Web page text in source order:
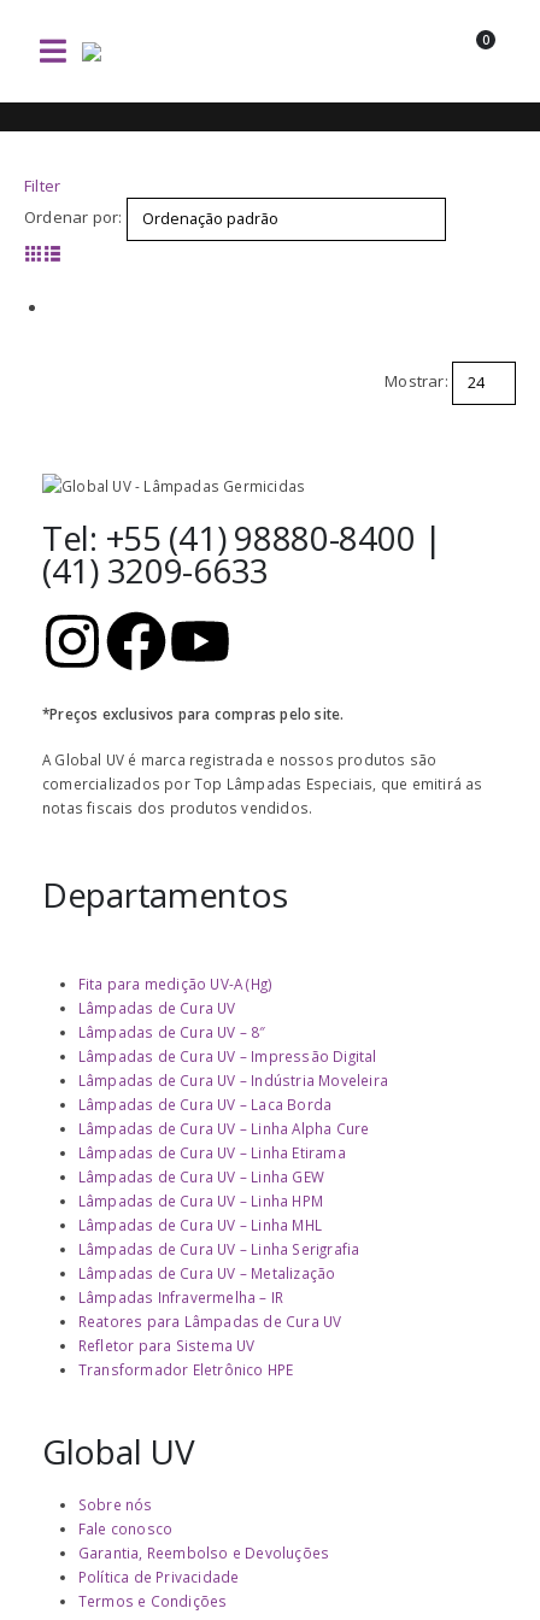
0
Filter
Ordenar por:
Mostrar:
Tel: +55 (41) 98880-8400 |
(41) 3209-6633
*Preços exclusivos para compras pelo site.
A Global UV é marca registrada e nossos produtos são
comercializados por Top Lâmpadas Especiais, que emitirá as
notas fiscais dos produtos vendidos.
Departamentos
Fita para medição UV-A (Hg)
Lâmpadas de Cura UV
Lâmpadas de Cura UV – 8″
Lâmpadas de Cura UV – Impressão Digital
Lâmpadas de Cura UV – Indústria Moveleira
Lâmpadas de Cura UV – Laca Borda
Lâmpadas de Cura UV – Linha Alpha Cure
Lâmpadas de Cura UV – Linha Etirama
Lâmpadas de Cura UV – Linha GEW
Lâmpadas de Cura UV – Linha HPM
Lâmpadas de Cura UV – Linha MHL
Lâmpadas de Cura UV – Linha Serigrafia
Lâmpadas de Cura UV – Metalização
Lâmpadas Infravermelha – IR
Reatores para Lâmpadas de Cura UV
Refletor para Sistema UV
Transformador Eletrônico HPE
Global UV
Sobre nós
Fale conosco
Garantia, Reembolso e Devoluções
Política de Privacidade
Termos e Condições